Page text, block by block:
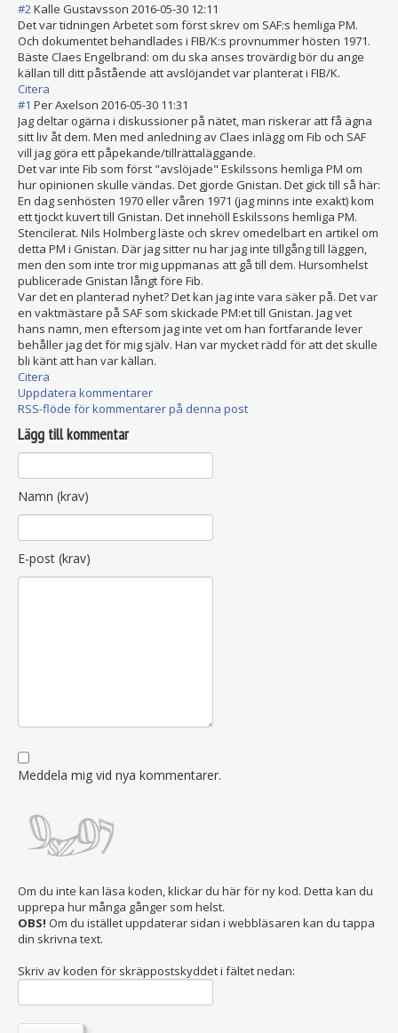
#2Kalle Gustavsson 2016-05-30 12:11
Det var tidningen Arbetet som först skrev om SAF:s hemliga PM.
Och dokumentet behandlades i FIB/K:s provnummer hösten 1971.
Bäste Claes Engelbrand: om du ska anses trovärdig bör du ange
källan till ditt påstående att avslöjandet var planterat i FIB/K.
Citera
#1 Per Axelson 2016-05-30 11:31
Jag deltar ogärna i diskussioner på nätet, man riskerar att få ägna
sitt liv åt dem. Men med anledning av Claes inlägg om Fib och SAF
vill jag göra ett påpekande/tillrättaläggande.
Det var inte Fib som först "avslöjade" Eskilssons hemliga PM om
hur opinionen skulle vändas. Det gjorde Gnistan. Det gick till så här:
En dag senhösten 1970 eller våren 1971 (jag minns inte exakt) kom
ett tjockt kuvert till Gnistan. Det innehöll Eskilssons hemliga PM.
Stencilerat. Nils Holmberg läste och skrev omedelbart en artikel om
detta PM i Gnistan. Där jag sitter nu har jag inte tillgång till läggen,
men den som inte tror mig uppmanas att gå till dem. Hursomhelst
publicerade Gnistan långt före Fib.
Var det en planterad nyhet? Det kan jag inte vara säker på. Det var
en vaktmästare på SAF som skickade PM:et till Gnistan. Jag vet
hans namn, men eftersom jag inte vet om han fortfarande lever
behåller jag det för mig själv. Han var mycket rädd för att det skulle
bli känt att han var källan.
Citera
Uppdatera kommentarer
RSS-flöde för kommentarer på denna post
Lägg till kommentar
Namn (krav)
E-post (krav)
Meddela mig vid nya kommentarer.
Om du inte kan läsa koden, klickar du här för ny kod. Detta kan du
upprepa hur många gånger som helst.
OBS! Om du istället uppdaterar sidan i webbläsaren kan du tappa
din skrivna text.
Skriv av koden för skräppostskyddet i fältet nedan: